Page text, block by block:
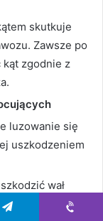
skutkuje
Zawsze po
kąt zgodnie z
luzowanie się
uszkodzeniem
wał